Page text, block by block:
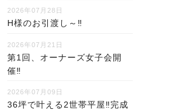
2026年07月28日
H様のお引渡し～‼
2026年07月21日
第1回、オーナーズ女子会開
催‼
2026年07月09日
36坪で叶える2世帯平屋‼完成